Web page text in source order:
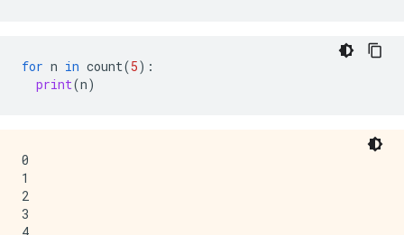
for n in count(5):
print(n)
0
1
2
3